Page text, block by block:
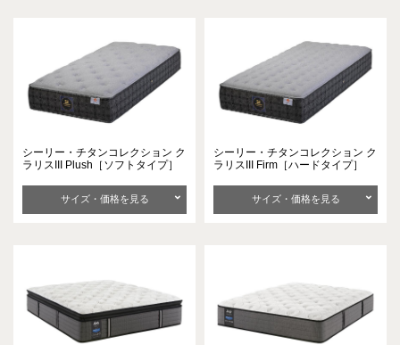
シーリー・チタンコレクション ク
ラリスIII Plush［ソフトタイプ］
サイズ・価格を見る
シーリー・チタンコレクション ク
ラリスIII Firm［ハードタイプ］
サイズ・価格を見る